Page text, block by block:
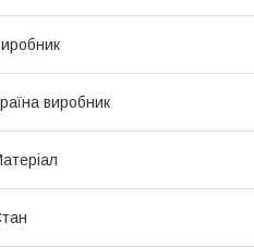
виробник